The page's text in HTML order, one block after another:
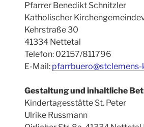
Pfarrer Benedikt Schnitzler
Katholischer
Kehrstraße 30
41334 Nettetal
Telefon: 02157/811796
E-Mail:
Gestaltung und inhaltliche
Kindertagesstätte St. Peter
Ulrike Russmann